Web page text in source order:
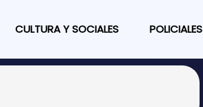
CULTURA Y SOCIALES POLICIALES